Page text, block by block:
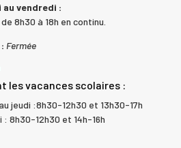
au vendredi :
8h30 à 18h en continu.
Fermée
les vacances scolaires :
jeudi :8h30-12h30 et 13h30-17h
: 8h30-12h30 et 14h-16h